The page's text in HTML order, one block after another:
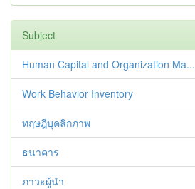
Subject
Human Capital and Organization Ma...
Work Behavior Inventory
ทฤษฎีบุคลิกภาพ
ธนาคาร
ภาวะผู้นำ